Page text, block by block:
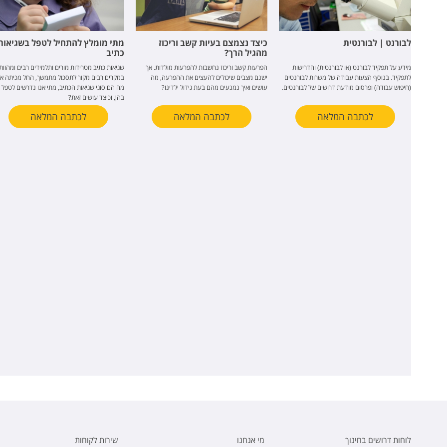
לבורנט | לבורנטית
מידע על תפקיד לבורנט (או לבורנטית) והדרישות
לתפקיד. בנוסף הצעות עבודה של משרות לבורנטים
(חיפוש עבודה) ופרסום מודעת דרושים של לבורנטים.
לכתבה המלאה
כיצד נצמצם בעיות קשב וריכוז
מהגיל הרך?
הפרעות קשב וריכוז נחשבות להפרעות מולדות. אך
ישנם מצבים שיכולים להעצים את ההפרעה, מה
עושים ואיך נמנעים מהם בעת גידול ילדינו?
לכתבה המלאה
מתי מומלץ להתחיל לטפל
כתיב
שגיאות כתיב מטרידות מורים ותלמידים רבים
במקרים רבים מקור לתסכול מתמשך, החל מכיתה
מה הם סוגי שגיאות הכתיב, מתי אנו נדרשים לטפל
בהן, וכיצד עושים זאת?
לכתבה המלאה
לוחות דרושים בחינוך מי אנחנו שירות לקוחות